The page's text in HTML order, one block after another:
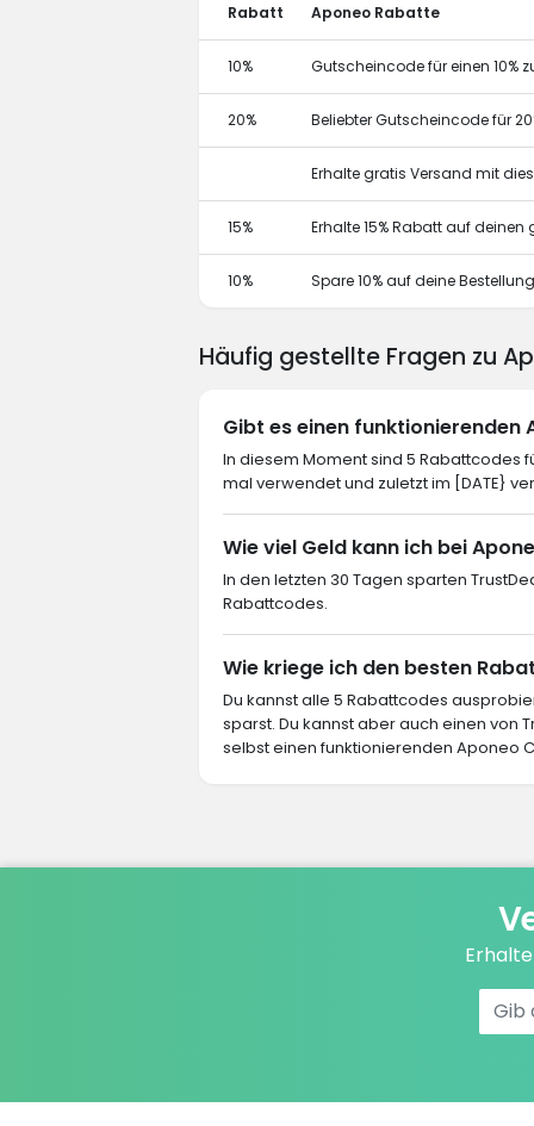
Rabatt Aponeo Rabatte
10% Gutscheincode für einen 10%
20% Beliebter Gutscheincode für
Erhalte gratis Versand mit
15% Erhalte 15% Rabatt auf
10% Spare 10% auf deine Bestellung
Häufig gestellte Fragen zu
Gibt es einen funktionierenden
In diesem Moment sind 5 Rabattcodes
mal verwendet und zuletzt im [DATE}
Wie viel Geld kann ich bei
In den letzten 30 Tagen sparten
Rabattcodes.
Wie kriege ich den besten
Du kannst alle 5 Rabattcodes
sparst. Du kannst aber auch einen von
selbst einen funktionierenden Aponeo